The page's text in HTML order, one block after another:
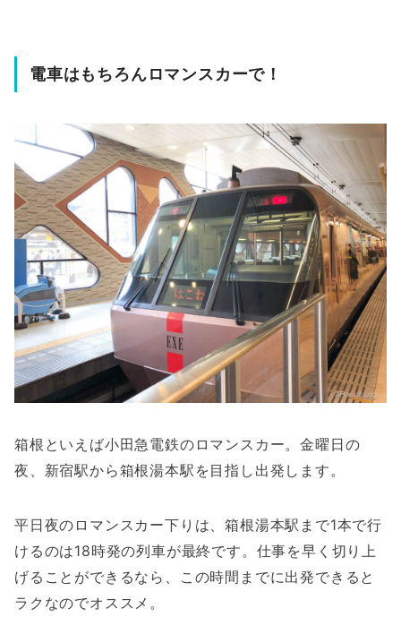
電車はもちろんロマンスカーで！
箱根といえば小田急電鉄のロマンスカー。金曜日の
夜、新宿駅から箱根湯本駅を目指し出発します。
平日夜のロマンスカー下りは、箱根湯本駅まで1本で行
けるのは18時発の列車が最終です。仕事を早く切り上
げることができるなら、この時間までに出発できると
ラクなのでオススメ。